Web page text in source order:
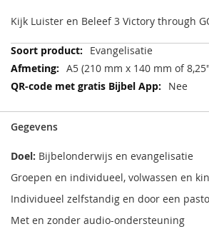
Kijk Luister en Beleef 3 Victory through
Meer
informatie
Evangelisatie
A5 (210 mm x 140 mm of
Nee
Gegevens
Doel: Bijbelonderwijs en evangelisatie
Groepen en individueel, volwassen en
Individueel zelfstandig en door een
Met en zonder audio-ondersteuning